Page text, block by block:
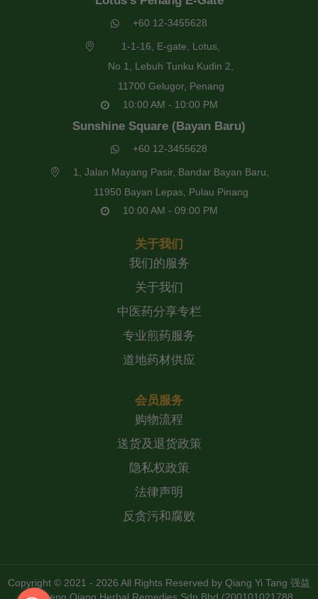
+60 12-3455628
1-1-16, E-gate, Lotus,
No 1, Lebuh Tunku Kudin 2,
11700 Gelugor, Penang
10:00 AM - 10:00 PM
Sunshine Square (Bayan Baru)
+60 12-3455628
1, Jalan Mayang Pasir, Bandar Bayan Baru,
11950 Bayan Lepas, Pulau Pinang
10:00 AM - 09:00 PM
关于我们
我们的服务
关于我们
中医药分享专栏
专业煎药服务
道地药材供应
会员服务
购物流程
送货及退货政策
隐私权政策
法律声明
反贪污和腐败
Copyright © 2021 - 2026 All Rights Reserved by Qiang Yi Tang 强益